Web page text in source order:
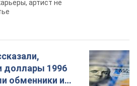
артист не
доллары 1996
обменники и